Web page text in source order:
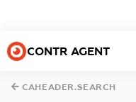
CONTR AGENT
CAHEADER.SEARCH